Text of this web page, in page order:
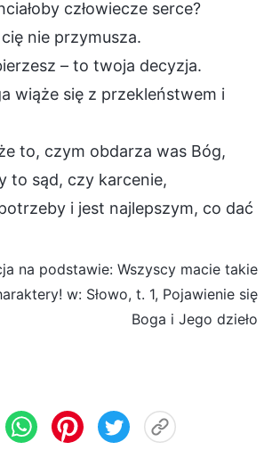
człowiecze serce?
nie przymusza.
– to twoja decyzja.
wiąże się z przekleństwem i
to, czym obdarza was Bóg,
to sąd, czy karcenie,
i jest najlepszym, co dać
na podstawie: Wszyscy macie takie
w: Słowo, t. 1, Pojawienie się
Boga i Jego dzieło